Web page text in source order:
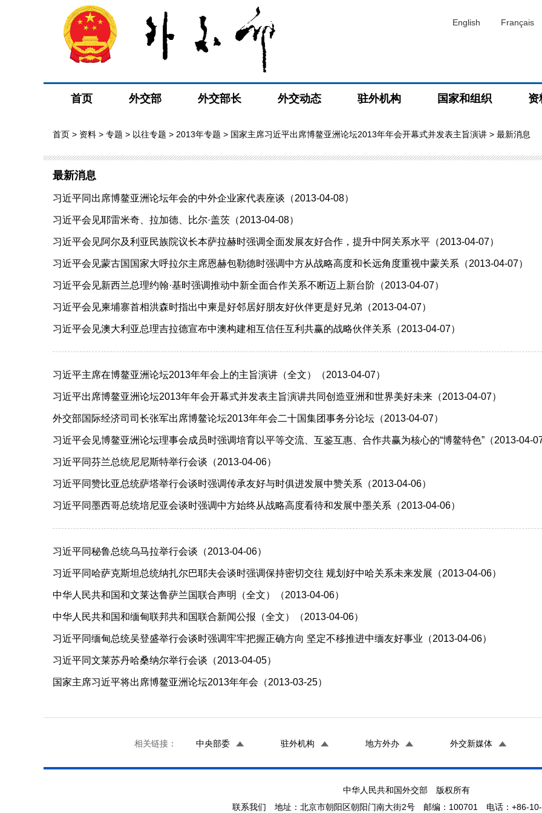
English Français
首页 外交部 外交部长 外交动态 驻外机构 国家和组织 资
首页 > 资料 > 专题 > 以往专题 > 2013年专题 > 国家主席习近平出席博鳌亚洲论坛2013年年会开幕式并发表主旨演讲 > 最新消息
最新消息
习近平同出席博鳌亚洲论坛年会的中外企业家代表座谈（2013-04-08）
习近平会见耶雷米奇、拉加德、比尔·盖茨（2013-04-08）
习近平会见阿尔及利亚民族院议长本萨拉赫时强调全面发展友好合作，提升中阿关系水平（2013-04-07）
习近平会见蒙古国国家大呼拉尔主席恩赫包勒德时强调中方从战略高度和长远角度重视中蒙关系（2013-04-07）
习近平会见新西兰总理约翰·基时强调推动中新全面合作关系不断迈上新台阶（2013-04-07）
习近平会见柬埔寨首相洪森时指出中柬是好邻居好朋友好伙伴更是好兄弟（2013-04-07）
习近平会见澳大利亚总理吉拉德宣布中澳构建相互信任互利共赢的战略伙伴关系（2013-04-07）
习近平主席在博鳌亚洲论坛2013年年会上的主旨演讲（全文）（2013-04-07）
习近平出席博鳌亚洲论坛2013年年会开幕式并发表主旨演讲共同创造亚洲和世界美好未来（2013-04-07）
外交部国际经济司司长张军出席博鳌论坛2013年年会二十国集团事务分论坛（2013-04-07）
习近平会见博鳌亚洲论坛理事会成员时强调培育以平等交流、互鉴互惠、合作共赢为核心的“博鳌特色”（2013-04-
习近平同芬兰总统尼尼斯特举行会谈（2013-04-06）
习近平同赞比亚总统萨塔举行会谈时强调传承友好与时俱进发展中赞关系（2013-04-06）
习近平同墨西哥总统培尼亚会谈时强调中方始终从战略高度看待和发展中墨关系（2013-04-06）
习近平同秘鲁总统乌马拉举行会谈（2013-04-06）
习近平同哈萨克斯坦总统纳扎尔巴耶夫会谈时强调保持密切交往 规划好中哈关系未来发展（2013-04-06）
中华人民共和国和文莱达鲁萨兰国联合声明（全文）（2013-04-06）
中华人民共和国和缅甸联邦共和国联合新闻公报（全文）（2013-04-06）
习近平同缅甸总统吴登盛举行会谈时强调牢牢把握正确方向 坚定不移推进中缅友好事业（2013-04-06）
习近平同文莱苏丹哈桑纳尔举行会谈（2013-04-05）
国家主席习近平将出席博鳌亚洲论坛2013年年会（2013-03-25）
相关链接： 中央部委 驻外机构 地方外办 外交新媒体
中华人民共和国外交部 版权所有
联系我们 地址：北京市朝阳区朝阳门南大街2号 邮编：100701 电话：+86-